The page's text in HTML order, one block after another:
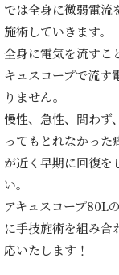
では全身に微弱電流
施術していきます。
全身に電気を流すこ
キュスコープで流す
りません。
慢性、急性、問わず
ってもとれなかった
が近く早期に回復を
い。
アキュスコープ80L
に手技施術を組み合
応いたします！